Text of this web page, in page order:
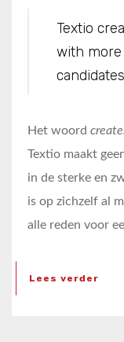
Textio
with more
candidates
Het woord
Textio maakt
in de sterke en
is op zichzelf al
alle reden voor
Lees verder